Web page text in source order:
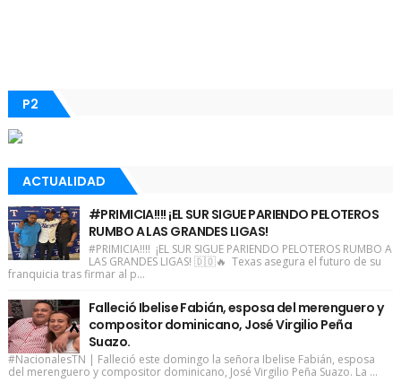
P2
ACTUALIDAD
#PRIMICIA!!!! ¡EL SUR SIGUE PARIENDO PELOTEROS
RUMBO A LAS GRANDES LIGAS!
#PRIMICIA!!!! ¡EL SUR SIGUE PARIENDO PELOTEROS RUMBO A
LAS GRANDES LIGAS! 🇩🇴🔥 Texas asegura el futuro de su
franquicia tras firmar al p...
Falleció Ibelise Fabián, esposa del merenguero y
compositor dominicano, José Virgilio Peña
Suazo.
#NacionalesTN | Falleció este domingo la señora Ibelise Fabián, esposa
del merenguero y compositor dominicano, José Virgilio Peña Suazo. La ...